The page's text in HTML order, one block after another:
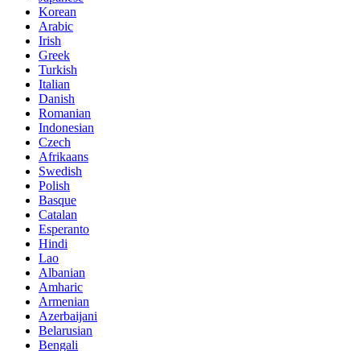
Korean
Arabic
Irish
Greek
Turkish
Italian
Danish
Romanian
Indonesian
Czech
Afrikaans
Swedish
Polish
Basque
Catalan
Esperanto
Hindi
Lao
Albanian
Amharic
Armenian
Azerbaijani
Belarusian
Bengali